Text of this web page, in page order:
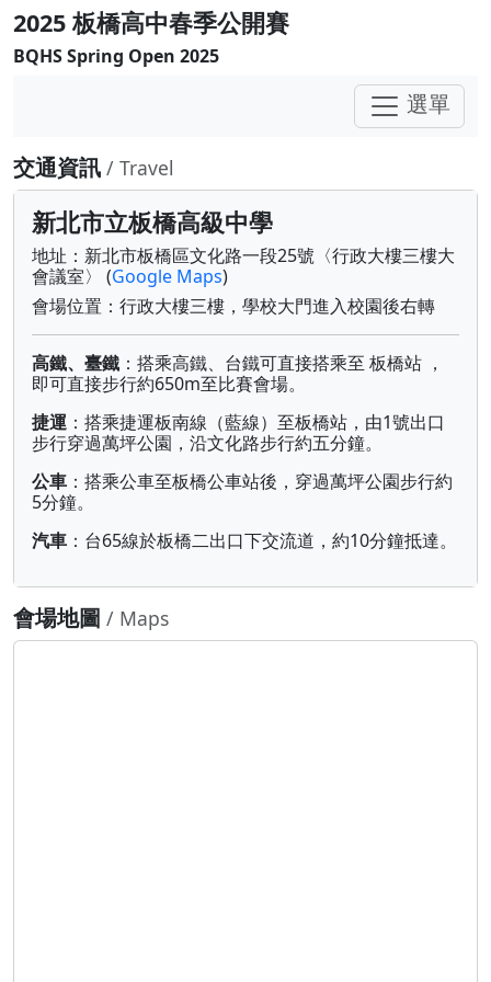
2025 板橋高中春季公開賽
BQHS Spring Open 2025
選單
交通資訊 / Travel
新北市立板橋高級中學
地址：新北市板橋區文化路一段25號〈行政大樓三樓大
會議室〉 (Google Maps)
會場位置：行政大樓三樓，學校大門進入校園後右轉
高鐵、臺鐵 ：搭乘高鐵、台鐵可直接搭乘至 板橋站 ，
即可直接步行約650m至比賽會場。
捷運 ：搭乘捷運板南線（藍線）至板橋站，由1號出口
步行穿過萬坪公園，沿文化路步行約五分鐘。
公車 ：搭乘公車至板橋公車站後，穿過萬坪公園步行約
5分鐘。
汽車 ：台65線於板橋二出口下交流道，約10分鐘抵達。
會場地圖 / Maps